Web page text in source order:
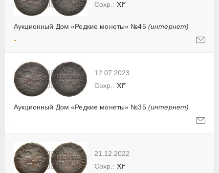
Аукционный Дом «Редкие монеты» №45 (интернет)
XF
-
12.07.2023
Аукционный Дом «Редкие монеты» №35 (интернет)
XF
-
21.12.2022
XF